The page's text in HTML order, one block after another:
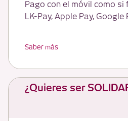
Pago con el móvil como
LK-Pay, Apple Pay, Google
Saber más
¿Quieres ser